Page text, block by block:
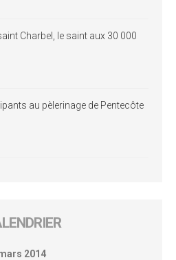
Charbel, le saint aux 30 000
au pèlerinage de Pentecôte
2014